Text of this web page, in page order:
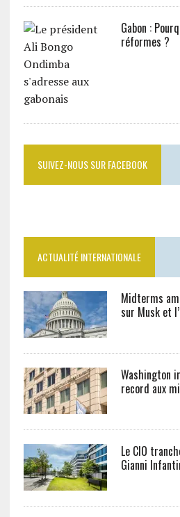
Gabon :
réformes ?
SUIVEZ-NOUS SUR FACEBOOK
ACTUALITÉ INTERNATIONALE
Midterms
sur Musk et
Washington
record aux
Le CIO
Gianni